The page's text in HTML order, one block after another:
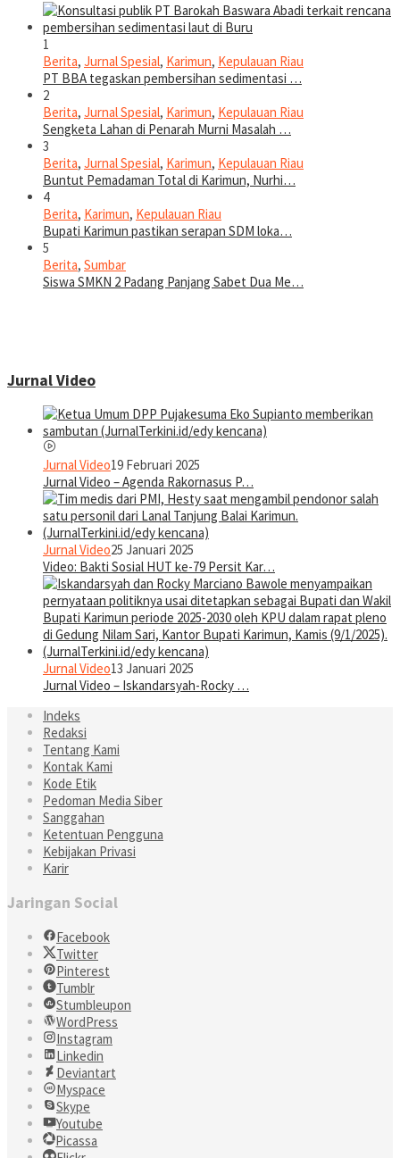
1
Berita, Jurnal Spesial, Karimun, Kepulauan Riau
PT BBA tegaskan pembersihan sedimentasi …
2
Berita, Jurnal Spesial, Karimun, Kepulauan Riau
Sengketa Lahan di Penarah Murni Masalah …
3
Berita, Jurnal Spesial, Karimun, Kepulauan Riau
Buntut Pemadaman Total di Karimun, Nurhi…
4
Berita, Karimun, Kepulauan Riau
Bupati Karimun pastikan serapan SDM loka…
5
Berita, Sumbar
Siswa SMKN 2 Padang Panjang Sabet Dua Me…
Jurnal Video
Jurnal Video19 Februari 2025
Jurnal Video – Agenda Rakornasus P…
Jurnal Video25 Januari 2025
Video: Bakti Sosial HUT ke-79 Persit Kar…
Jurnal Video13 Januari 2025
Jurnal Video – Iskandarsyah-Rocky …
Indeks
Redaksi
Tentang Kami
Kontak Kami
Kode Etik
Pedoman Media Siber
Sanggahan
Ketentuan Pengguna
Kebijakan Privasi
Karir
Jaringan Social
Facebook
Twitter
Pinterest
Tumblr
Stumbleupon
WordPress
Instagram
Linkedin
Deviantart
Myspace
Skype
Youtube
Picassa